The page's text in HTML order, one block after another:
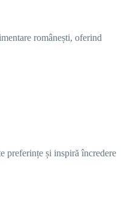
românești, oferind
preferințe și inspiră încredere